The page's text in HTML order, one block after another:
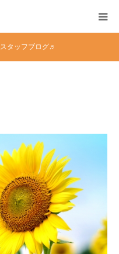
スタッフブログ♬